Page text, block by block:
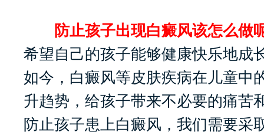
防止孩子出现白癜风该怎么做
希望自己的孩子能够健康快乐地成
如今，白癜风等皮肤疾病在儿童中
升趋势，给孩子带来不必要的痛苦
防止孩子患上白癜风，我们需要采